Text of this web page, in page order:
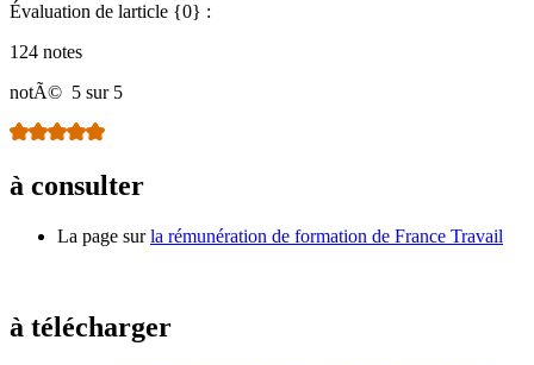
Évaluation de larticle {0} :
124 notes
notÃ© 5 sur 5
à consulter
La page surla rémunération de formation de France Travail
à télécharger